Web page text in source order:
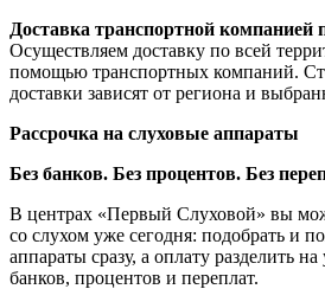
Доставка транспортной компанией
Осуществляем доставку по всей
помощью транспортных компаний.
доставки зависят от региона и
Рассрочка на слуховые аппараты
Без банков. Без процентов. Без
В центрах «Первый Слуховой» вы
со слухом уже сегодня: подобрать и
аппараты сразу, а оплату разделить
банков, процентов и переплат.